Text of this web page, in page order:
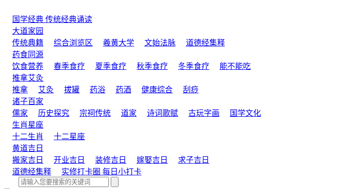
国学经典 传统经典诵读
大道家园
传统典籍
综合浏览区 羲黄大学 文始法脉
道德经集释
药食同源
饮食营养
春季食疗 夏季食疗 秋季食疗 冬季食疗
能不能吃
推拿艾灸
推拿
艾灸 拔罐 药浴 药酒 健康综合
刮痧
诸子百家
儒家
历史探究 宗祠传统 道家 诗词歌赋 古玩字画
国学文化
生肖星座
十二生肖
十二星座
黄道吉日
搬家吉日
开业吉日 装修吉日 嫁娶吉日
求子吉日
道德经集释
实修打卡圈 每日小打卡